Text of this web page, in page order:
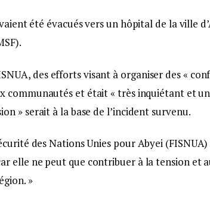
été évacués vers un hôpital de la ville
des efforts visant à organiser des «
communautés et était « très inquiétant et
» serait à la base de l’incident survenu.
des Nations Unies pour Abyei
elle ne peut que contribuer à la tension et
»